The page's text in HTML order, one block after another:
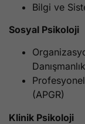
Bilgi ve
Sosyal Psikoloji
(APGR)
Klinik Psikoloji